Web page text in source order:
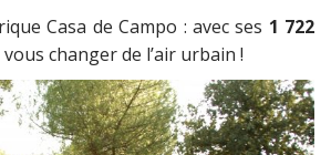
Casa de Campo : avec ses 1 722
changer de l’air urbain !